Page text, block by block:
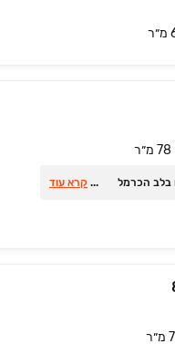
... קרא עוד